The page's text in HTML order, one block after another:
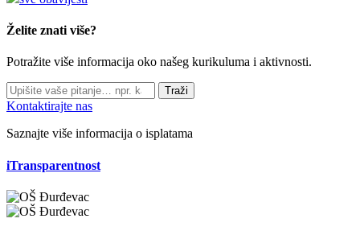
Želite znati više?
Potražite više informacija oko našeg kurikuluma i aktivnosti.
Traži
Kontaktirajte nas
Saznajte više informacija o isplatama
iTransparentnost